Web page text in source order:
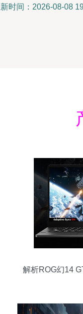
时间：2026-08-08
解析ROG幻14